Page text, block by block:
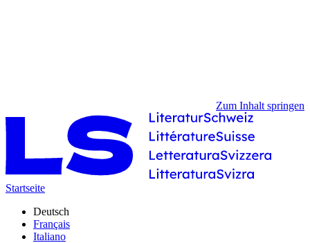
Zum Inhalt springen
Startseite
Deutsch
Français
Italiano